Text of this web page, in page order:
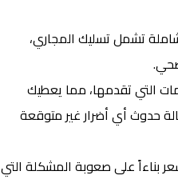
تشمل تسليك المجاري،
التي تقدمها، مما يعطيك
حدوث أي أضرار غير متوقعة
بناءاً على صعوبة المشكلة التي